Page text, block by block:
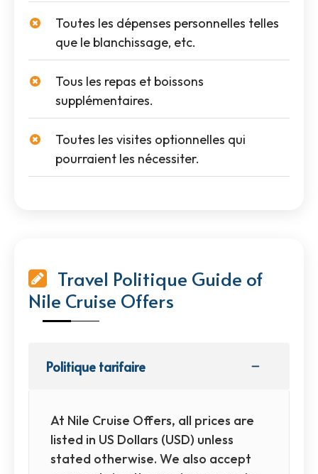
Toutes les dépenses personnelles telles
que le blanchissage, etc.
Tous les repas et boissons
supplémentaires.
Toutes les visites optionnelles qui
pourraient les nécessiter.
Travel Politique Guide of
Nile Cruise Offers
Politique tarifaire
At Nile Cruise Offers, all prices are
listed in US Dollars (USD) unless
stated otherwise. We also accept